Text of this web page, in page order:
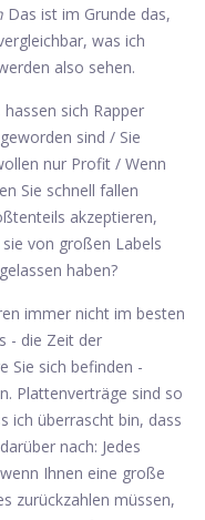
Das ist im Grunde das,
was ich
also sehen.
sich Rapper
sind / Sie
nur Profit / Wenn
Sie schnell fallen
akzeptieren,
von großen Labels
haben?
immer nicht im besten
- die Zeit der
Sie sich befinden -
Plattenverträge sind so
ich überrascht bin, dass
nach: Jedes
Ihnen eine große
zurückzahlen müssen,